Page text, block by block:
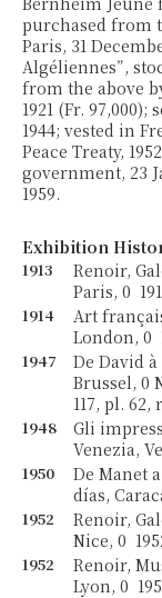
purchased from
Paris, 31
Algéliennes”,
from the above
1921 (Fr.
1944; vested in
Peace Treaty,
government, 23
1959.
Exhibition
1913
Renoir,
Paris, 0
1914
Art
London, 0
1947
De David
Brussel, 0
117, pl. 62,
1948
Gli
Venezia,
1950
De Manet
días,
1952
Renoir,
Nice, 0
1952
Renoir,
Lyon, 0